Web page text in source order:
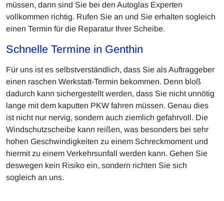
müssen, dann sind Sie bei den Autoglas Experten
vollkommen richtig. Rufen Sie an und Sie erhalten sogleich
einen Termin für die Reparatur Ihrer Scheibe.
Schnelle Termine in Genthin
Für uns ist es selbstverständlich, dass Sie als Auftraggeber
einen raschen Werkstatt-Termin bekommen. Denn bloß
dadurch kann sichergestellt werden, dass Sie nicht unnötig
lange mit dem kaputten PKW fahren müssen. Genau dies
ist nicht nur nervig, sondern auch ziemlich gefahrvoll. Die
Windschutzscheibe kann reißen, was besonders bei sehr
hohen Geschwindigkeiten zu einem Schreckmoment und
hiermit zu einem Verkehrsunfall werden kann. Gehen Sie
deswegen kein Risiko ein, sondern richten Sie sich
sogleich an uns.